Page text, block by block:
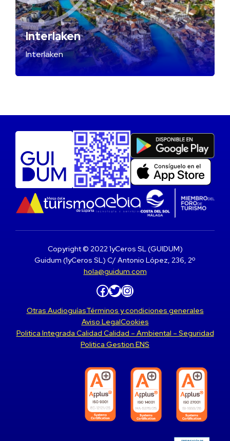
Interlaken
Interlaken
Copyright © 2022 1yCeros SL (GUIDUM)
Guidum (1yCeros SL) C/ Antonio López, 236, 2º
hola@guidum.com
Facebook Twitter Instagram
Otras AudioguíasTérminos y condiciones generales
Aviso LegalCookies
Politica Integrada Calidad Calidad – Ambiental – Seguridad
Politica Gestion ENS